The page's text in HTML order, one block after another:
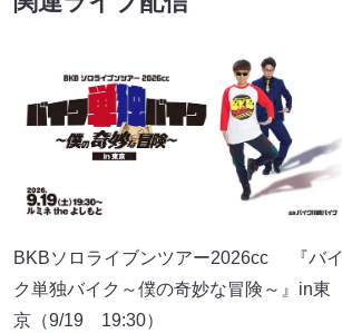
BKBソロライブンツアー2026cc 『バイ
ク単独バイク～僕の奇妙な冒険～』in東
京（9/19 19:30）